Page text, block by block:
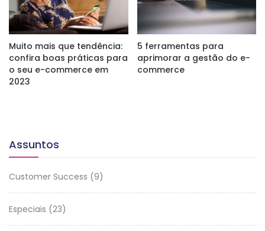
Muito mais que tendência:
confira boas práticas para
o seu e-commerce em
2023
5 ferramentas para
aprimorar a gestão do e-
commerce
Assuntos
Customer Success (9)
Especiais (23)